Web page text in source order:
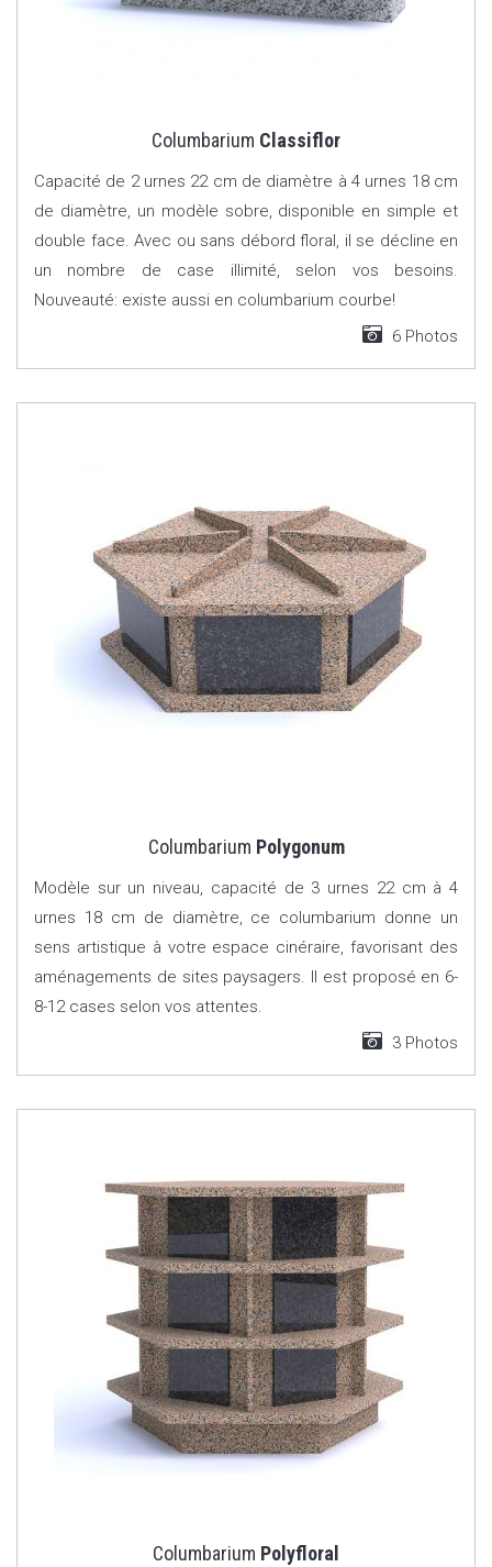
Columbarium Classiflor
Capacité de 2 urnes 22 cm de diamètre à 4 urnes 18 cm
de diamètre, un modèle sobre, disponible en simple et
double face. Avec ou sans débord floral, il se décline en
un nombre de case illimité, selon vos besoins.
Nouveauté: existe aussi en columbarium courbe!
6 Photos
Columbarium Polygonum
Modèle sur un niveau, capacité de 3 urnes 22 cm à 4
urnes 18 cm de diamètre, ce columbarium donne un
sens artistique à votre espace cinéraire, favorisant des
aménagements de sites paysagers. Il est proposé en 6-
8-12 cases selon vos attentes.
3 Photos
Columbarium Polyfloral